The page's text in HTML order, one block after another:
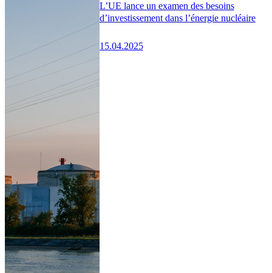
L’UE lance un examen des besoins
d’investissement dans l’énergie nucléaire
15.04.2025